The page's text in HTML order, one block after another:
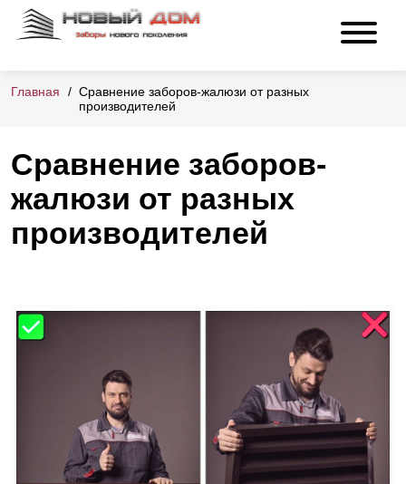
Главная
Сравнение заборов-жалюзи от разных
производителей
Сравнение заборов-
жалюзи от разных
производителей